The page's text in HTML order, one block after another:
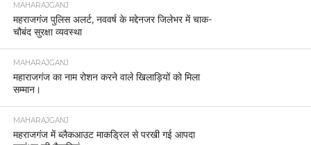
MAHARAJGANJ
महराजगंज पुलिस अलर्ट, नववर्ष के मद्देनजर जिलेभर में चाक-
चौबंद सुरक्षा व्यवस्था
MAHARAJGANJ
महाराजगंज का नाम रोशन करने वाले खिलाड़ियों को मिला
सम्मान।
MAHARAJGANJ
महराजगंज में ब्लैकआउट माकड्रिल से परखी गई आपदा